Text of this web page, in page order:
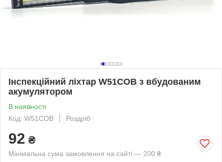
Інспекційний ліхтар W51COB з вбудованим
акумулятором
В наявності
Код: W51COB
Роздріб
92 ₴
Мінімальна сума замовлення на сайті — 200 ₴